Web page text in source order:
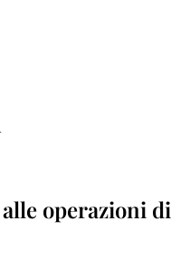
operazioni di